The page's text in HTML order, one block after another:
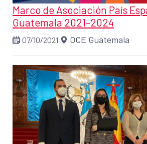
Marco de Asociación País
Guatemala 2021-2024
07/10/2021 OCE Guatemala